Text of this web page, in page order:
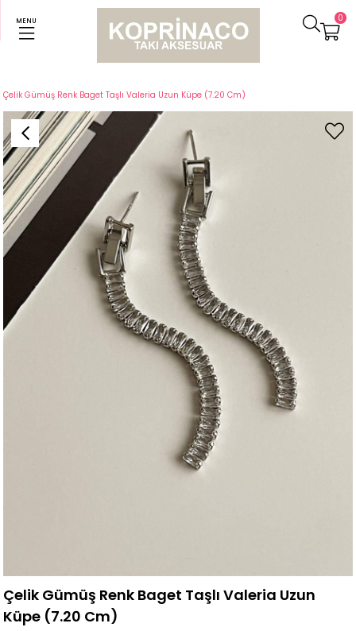
MENU 0
Küpeler
Çelik Gümüş Renk Baget Taşlı Valeria Uzun Küpe (7.20 Cm)
Çelik Gümüş Renk Baget Taşlı Valeria Uzun
Küpe (7.20 Cm)